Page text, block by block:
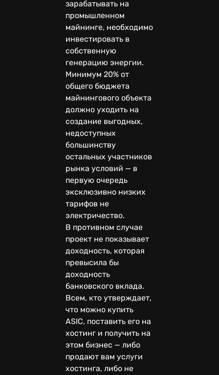
зарабатывать на
промышленном
майнинге, необходимо
инвестировать в
собственную
генерацию энергии.
Минимум 20% от
общего бюджета
майнингового объекта
должно уходить на
создание выгодных,
недоступных
большинству
остальных участников
рынка условий — в
первую очередь
эксклюзивно низких
тарифов не
электричество.
В противном случае
проект не показывает
доходность, которая
превысила бы
доходность
банковского вклада.
Всем, кто утверждает,
что можно купить
ASIC, поставить его на
хостинг и получить на
этом бизнес — либо
продают вам услуги
хостинга, либо не